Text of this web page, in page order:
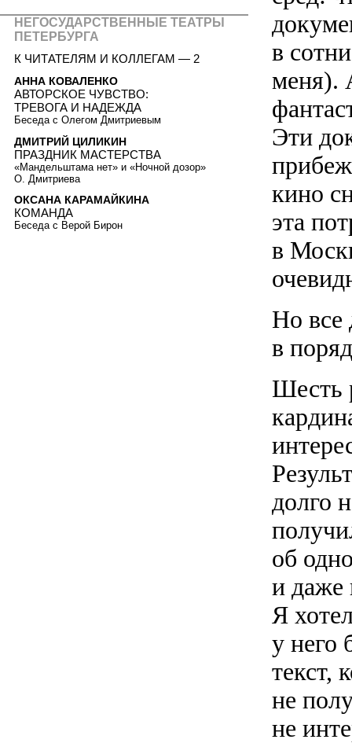
в
меня).
Эти
кино
эта
в
Но все
в
Шесть
долго
об
и даже
Я
у него
текст,
не
не
НЕГОСУДАРСТВЕННЫЕ ТЕАТРЫ
ПЕТЕРБУРГА
К ЧИТАТЕЛЯМ И КОЛЛЕГАМ — 2
АННА КОВАЛЕНКО
АВТОРСКОЕ ЧУВСТВО:
ТРЕВОГА И НАДЕЖДА
Беседа с Олегом Дмитриевым
ДМИТРИЙ ЦИЛИКИН
ПРАЗДНИК МАСТЕРСТВА
«Мандельштама нет» и «Ночной дозор»
О. Дмитриева
ОКСАНА КАРАМАЙКИНА
КОМАНДА
Беседа с Верой Бирон